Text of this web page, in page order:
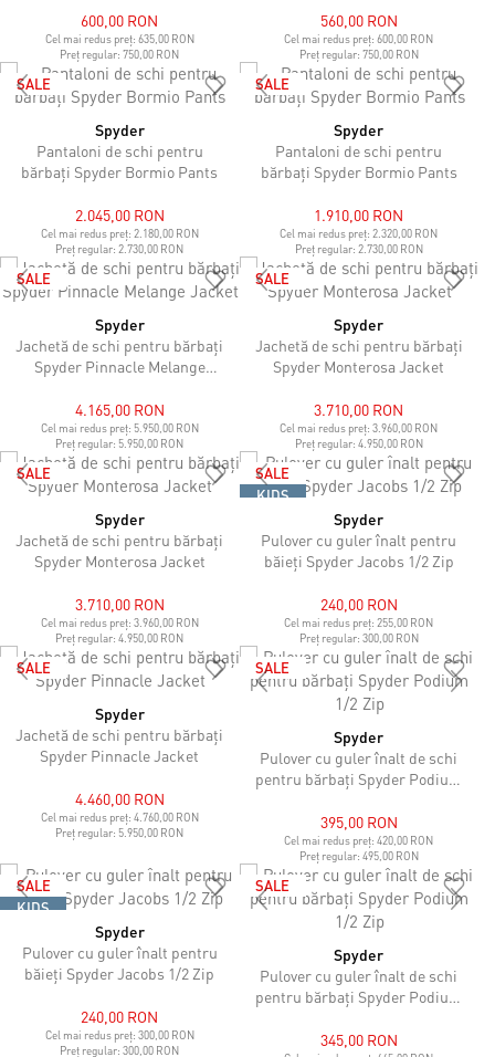
600,00 RON
Cel mai redus preț: 635,00 RON
Preț regular:750,00 RON
560,00 RON
Cel mai redus preț:600,00 RON
Preț regular: 750,00 RON
SALE
Spyder
Pantaloni de schi pentru
bărbați Spyder Bormio Pants
2.045,00 RON
Cel mai redus preț: 2.180,00 RON
Preț regular:2.730,00 RON
SALE
Spyder
Pantaloni de schi pentru
bărbați Spyder Bormio Pants
1.910,00 RON
Cel mai redus preț:2.320,00 RON
Preț regular: 2.730,00 RON
SALE
Spyder
Jachetă de schi pentru bărbați
Spyder Pinnacle Melange
4.165,00 RON
Cel mai redus preț: 5.950,00 RON
Preț regular: 5.950,00 RON
SALE
Spyder
Jachetă de schi pentru bărbați
Spyder Monterosa Jacket
3.710,00 RON
Cel mai redus preț:3.960,00 RON
Preț regular: 4.950,00 RON
SALE
Spyder
Jachetă de schi pentru bărbați
Spyder Monterosa Jacket
3.710,00 RON
Cel mai redus preț: 3.960,00 RON
Preț regular:4.950,00 RON
SALE
KIDS
Spyder
Pulover cu guler înalt pentru
băieți Spyder Jacobs 1/2 Zip
240,00 RON
Cel mai redus preț:255,00 RON
Preț regular: 300,00 RON
SALE
Spyder
Jachetă de schi pentru bărbați
Spyder Pinnacle Jacket
4.460,00 RON
Cel mai redus preț: 4.760,00 RON
Preț regular: 5.950,00 RON
SALE
Spyder
Pulover cu guler înalt de schi
pentru bărbați Spyder Podium
395,00 RON
Cel mai redus preț:420,00 RON
Preț regular: 495,00 RON
SALE
KIDS
Spyder
Pulover cu guler înalt pentru
băieți Spyder Jacobs 1/2 Zip
240,00 RON
Cel mai redus preț: 300,00 RON
Preț regular:300,00 RON
SALE
Spyder
Pulover cu guler înalt de schi
pentru bărbați Spyder Podium
345,00 RON